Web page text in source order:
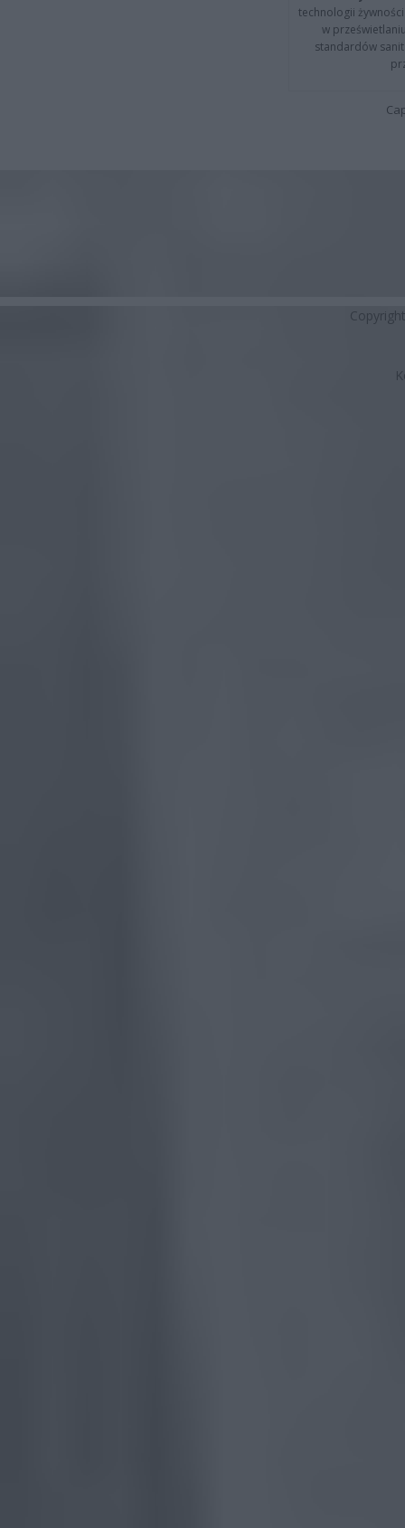
technologii
w
standardów